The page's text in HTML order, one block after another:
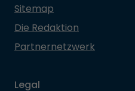
Sitemap
Die Redaktion
Partnernetzwerk
Legal